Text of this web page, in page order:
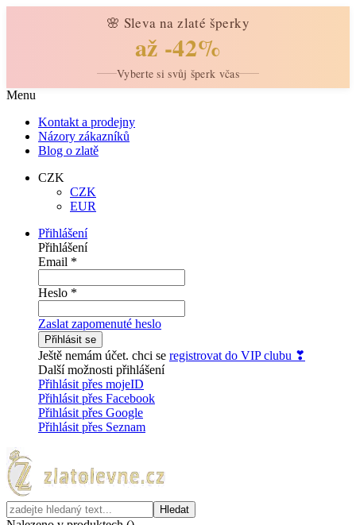
🌸 Sleva na zlaté šperky
až -42%
Vyberte si svůj šperk včas
Menu
Kontakt a prodejny
Názory zákazníků
Blog o zlatě
CZK
CZK
EUR
Přihlášení
Přihlášení
Email *
Heslo *
Zaslat zapomenuté heslo
Přihlásit se
Ještě nemám účet. chci se registrovat do VIP clubu ❣
Další možnosti přihlášení
Přihlásit přes mojeID
Přihlásit přes Facebook
Přihlásit přes Google
Přihlásit přes Seznam
Hledat